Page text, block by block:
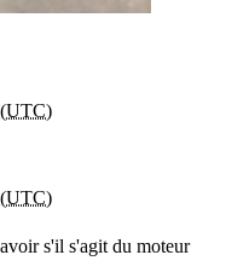
s'il s'agit du moteur